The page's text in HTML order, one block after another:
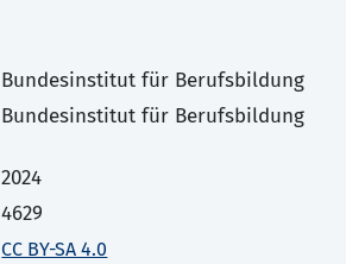
Bundesinstitut für Berufsbildung
Bundesinstitut für Berufsbildung
2024
4629
CC BY-SA 4.0